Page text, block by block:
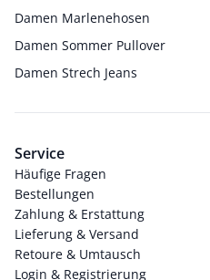
Damen Marlenehosen
Damen Sommer Pullover
Damen Strech Jeans
Service
Häufige Fragen
Bestellungen
Zahlung & Erstattung
Lieferung & Versand
Retoure & Umtausch
Login & Registrierung